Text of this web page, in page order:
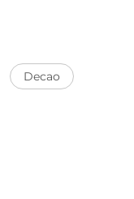
Decao